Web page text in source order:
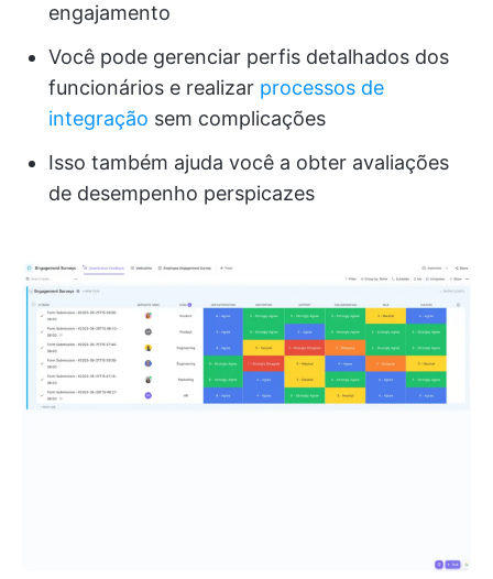
engajamento
Você pode gerenciar perfis detalhados dos
funcionários e realizar processos de
integração sem complicações
Isso também ajuda você a obter avaliações
de desempenho perspicazes